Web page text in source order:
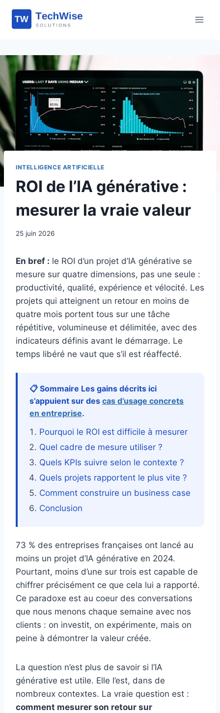
INTELLIGENCE ARTIFICIELLE
ROI de l’IA générative :
mesurer la vraie valeur
25 juin 2026
En bref : le ROI d’un projet d’IA générative se
mesure sur quatre dimensions, pas une seule :
productivité, qualité, expérience et vélocité. Les
projets qui atteignent un retour en moins de
quatre mois portent tous sur une tâche
répétitive, volumineuse et délimitée, avec des
indicateurs définis avant le démarrage. Le
temps libéré ne vaut que s’il est réaffecté.
📋 Sommaire Les gains décrits ici
s’appuient sur des cas d’usage concrets
en entreprise.
Pourquoi le ROI est difficile à mesurer
Quel cadre de mesure utiliser ?
Quels KPIs suivre selon le contexte ?
Quels projets rapportent le plus vite ?
Comment construire un business case
Conclusion
73 % des entreprises françaises ont lancé au
moins un projet d’IA générative en 2024.
Pourtant, moins d’une sur trois est capable de
chiffrer précisément ce que cela lui a rapporté.
Ce paradoxe est au coeur des conversations
que nous menons chaque semaine avec nos
clients : on investit, on expérimente, mais on
peine à démontrer la valeur créée.
La question n’est plus de savoir si l’IA
générative est utile. Elle l’est, dans de
nombreux contextes. La vraie question est :
comment mesurer son retour sur